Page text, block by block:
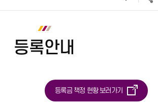
등록안내
등록금 책정 현황 보러가기